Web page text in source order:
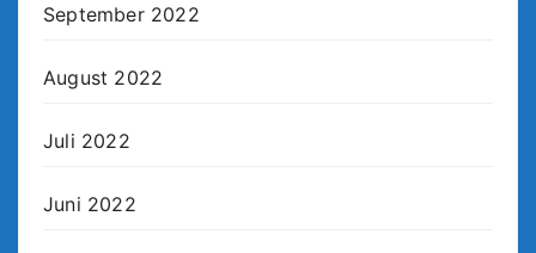
September 2022
August 2022
Juli 2022
Juni 2022